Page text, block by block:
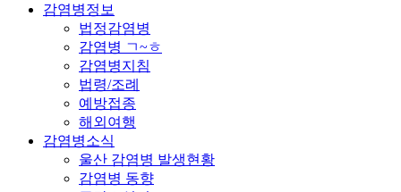
감염병정보
법정감염병
감염병 ㄱ~ㅎ
감염병지침
법령/조례
예방접종
해외여행
감염병소식
울산 감염병 발생현황
감염병 동향